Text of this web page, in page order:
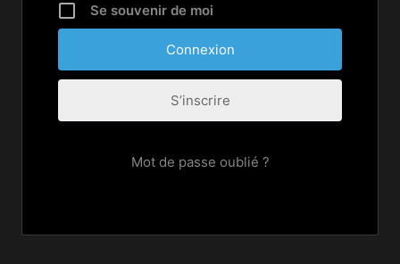
Se souvenir de moi
S’inscrire
Mot de passe oublié ?